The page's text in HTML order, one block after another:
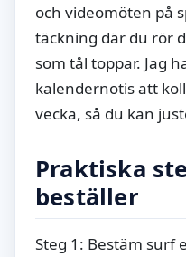
och videomöten på
täckning där du rör
som tål toppar. Jag
kalendernotis att
vecka, så du kan
Praktiska
beställer
Steg 1: Bestäm surf